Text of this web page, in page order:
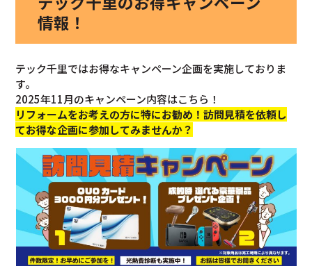
情報！
テック千里ではお得なキャンペーン企画を実施しておりま
す。
2025年11月のキャンペーン内容はこちら！
リフォームをお考えの方に特にお勧め！訪問見積を依頼し
てお得な企画に参加してみませんか？